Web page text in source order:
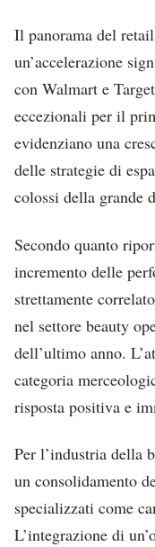
Il panorama del
un’accelerazione
con Walmart e
eccezionali per il
evidenziano una
delle strategie di
colossi della grande
Secondo quanto
incremento delle
strettamente
nel settore beauty
dell’ultimo anno.
categoria
risposta positiva e
Per l’industria della
un consolidamento
specializzati come
L’integrazione di